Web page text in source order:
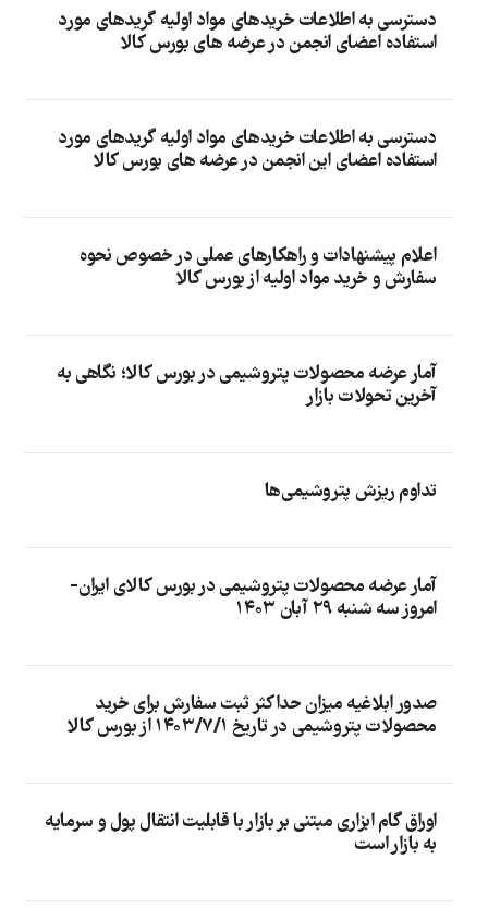
دسترسی به اطلاعات خریدهای مواد اولیه گریدهای مورد
استفاده اعضای انجمن در عرضه های بورس کالا
دسترسی به اطلاعات خریدهای مواد اولیه گریدهای مورد
استفاده اعضای این انجمن در عرضه های بورس کالا
اعلام پیشنهادات و راهکارهای عملی در خصوص نحوه
سفارش و خرید مواد اولیه از بورس کالا
آمار عرضه محصولات پتروشیمی در بورس کالا؛ نگاهی به
آخرین تحولات بازار
تداوم ریزش پتروشیمی‌ها
آمار عرضه محصولات پتروشیمی در بورس کالای ایران-
امروز سه شنبه ۲۹ آبان ۱۴۰۳
صدور ابلاغیه میزان حداکثر ثبت سفارش برای خرید
محصولات پتروشیمی در تاریخ ۱۴۰۳/۷/۱ از بورس کالا
اوراق گام ابزاری مبتنی بر بازار با قابلیت انتقال پول و سرمایه
به بازار است